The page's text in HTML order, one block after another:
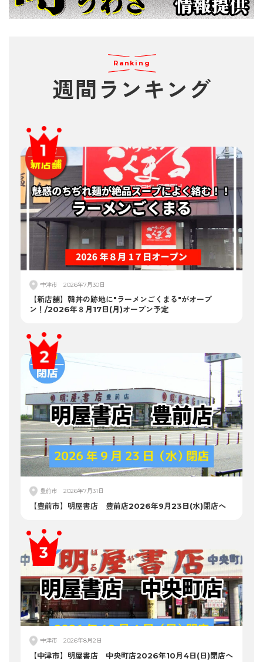
Ranking
週間 ランキング
中津市 2026年7月30日
【新店舗】韓丼の跡地に"ラーメンごくまる"がオープ
ン！/2026年８月17日(月)オープン予定
豊前市 2026年7月31日
【豊前市】明屋書店 豊前店2026年9月23日(水)閉店へ
中津市 2026年8月2日
【中津市】明屋書店 中央町店2026年10月4日(日)閉店へ